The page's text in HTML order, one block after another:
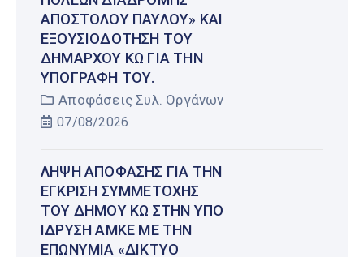
ΑΠΟΣΤΌΛΟΥ ΠΑΎΛΟΥ» ΚΑΙ
ΕΞΟΥΣΙΟΔΌΤΗΣΗ ΤΟΥ
ΔΗΜΆΡΧΟΥ ΚΩ ΓΙΑ ΤΗΝ
ΥΠΟΓΡΑΦΉ ΤΟΥ.
Αποφάσεις Συλ. Οργάνων
07/08/2026
ΛΉΨΗ ΑΠΌΦΑΣΗΣ ΓΙΑ ΤΗΝ
ΈΓΚΡΙΣΗ ΣΥΜΜΕΤΟΧΉΣ
ΤΟΥ ΔΉΜΟΥ ΚΩ ΣΤΗΝ ΥΠΌ
ΊΔΡΥΣΗ ΑΜΚΕ ΜΕ ΤΗΝ
ΕΠΩΝΥΜΊΑ «ΔΊΚΤΥΟ